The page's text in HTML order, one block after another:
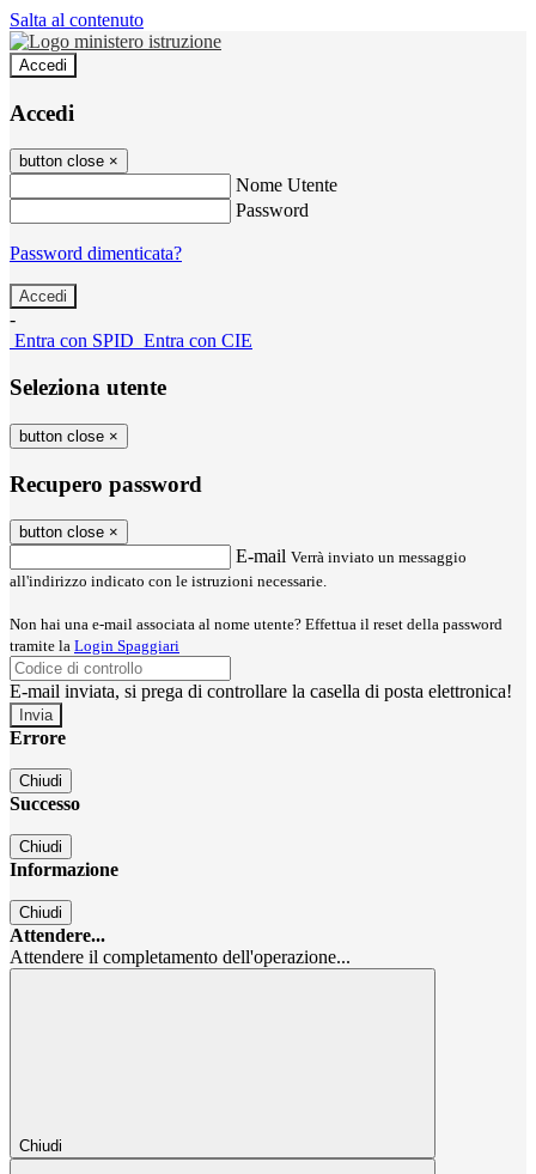
Salta al contenuto
Accedi
Accedi
button close ×
Nome Utente
Password
Password dimenticata?
-
Entra con SPID Entra con CIE
Seleziona utente
button close ×
Recupero password
button close ×
E-mail Verrà inviato un messaggio
all'indirizzo indicato con le istruzioni necessarie.
Non hai una e-mail associata al nome utente? Effettua il reset della password
tramite la Login Spaggiari
E-mail inviata, si prega di controllare la casella di posta elettronica!
Errore
Chiudi
Successo
Chiudi
Informazione
Chiudi
Attendere...
Attendere il completamento dell'operazione...
Chiudi